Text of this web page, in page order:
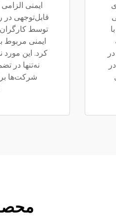
ایمنی
قابل‌توجهی در
ایمنی
کرد. این
نه‌تنها در
شرکت‌ها